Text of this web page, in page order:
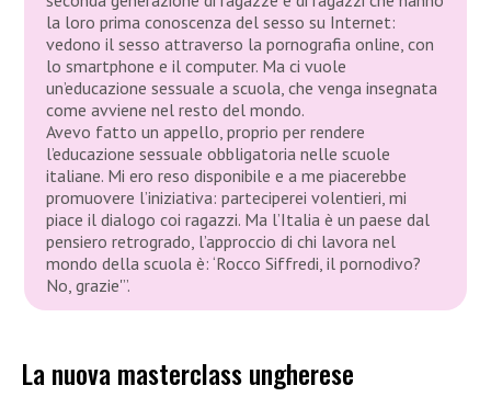
la loro prima conoscenza del sesso su Internet:
vedono il sesso attraverso la pornografia online, con
lo smartphone e il computer. Ma ci vuole
un’educazione sessuale a scuola, che venga insegnata
come avviene nel resto del mondo.
Avevo fatto un appello, proprio per rendere
l’educazione sessuale obbligatoria nelle scuole
italiane. Mi ero reso disponibile e a me piacerebbe
promuovere l’iniziativa: parteciperei volentieri, mi
piace il dialogo coi ragazzi. Ma l’Italia è un paese dal
pensiero retrogrado, l’approccio di chi lavora nel
mondo della scuola è: ‘Rocco Siffredi, il pornodivo?
No, grazie'”.
La nuova masterclass ungherese